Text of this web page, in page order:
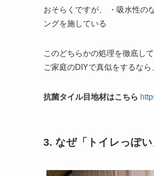
おそらくですが、 ・吸水性の
ングを施している
このどちらかの処理を徹底し
ご家庭のDIYで真似をするな
抗菌タイル目地材はこちら
3. なぜ「トイレっぽ